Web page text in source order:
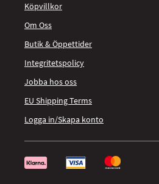
Köpvillkor
Om Oss
Butik & Öppettider
Integritetspolicy
Jobba hos oss
EU Shipping Terms
Logga in/Skapa konto